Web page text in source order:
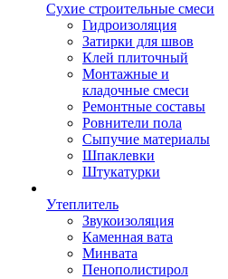
Сухие строительные смеси
Гидроизоляция
Затирки для швов
Клей плиточный
Монтажные и
кладочные смеси
Ремонтные составы
Ровнители пола
Сыпучие материалы
Шпаклевки
Штукатурки
Утеплитель
Звукоизоляция
Каменная вата
Минвата
Пенополистирол